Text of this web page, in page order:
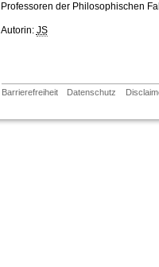
Professoren der Philosophischen
Autorin: JS
Barrierefreiheit Datenschutz